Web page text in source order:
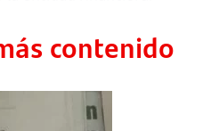
contenido